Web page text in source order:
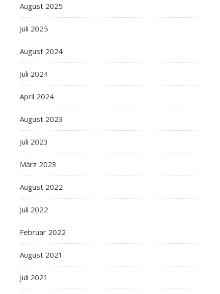
August 2025
Juli 2025
August 2024
Juli 2024
April 2024
August 2023
Juli 2023
März 2023
August 2022
Juli 2022
Februar 2022
August 2021
Juli 2021